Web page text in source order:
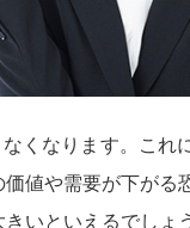
くなります。これ
値や需要が下がる
いといえるでしょ